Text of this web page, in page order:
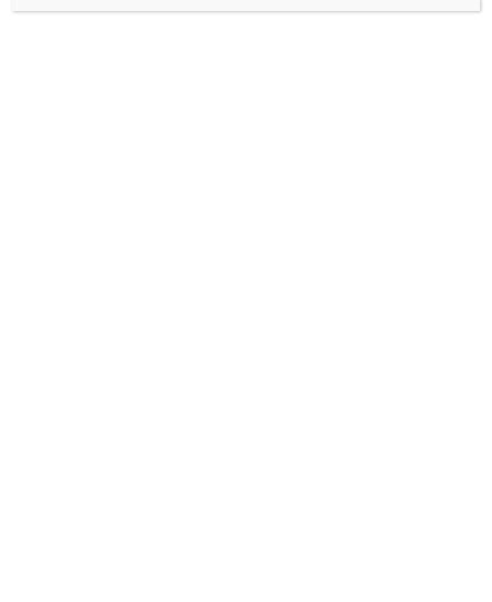
Source :www.lemagit.fr